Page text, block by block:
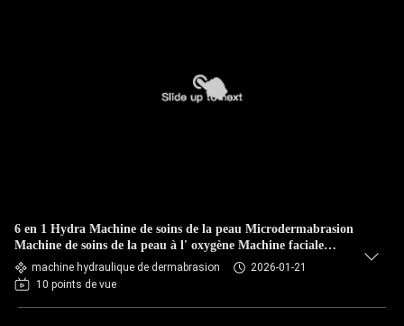
6 en 1 Hydra Machine de soins de la peau Microdermabrasion
Machine de soins de la peau à l' oxygène Machine faciale
multifonctionnelle pour le rajeunissement et l' hydratation du
visage
machine hydraulique de dermabrasion
2026-01-21
10 points de vue